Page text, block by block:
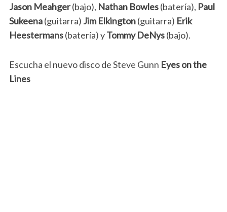
Jason Meahger(bajo), Nathan Bowles(batería), Paul
Sukeena(guitarra) Jim Elkington(guitarra) Erik
Heestermans(batería) yTommy DeNys(bajo).
Escucha el nuevo disco de Steve Gunn Eyes on the
Lines